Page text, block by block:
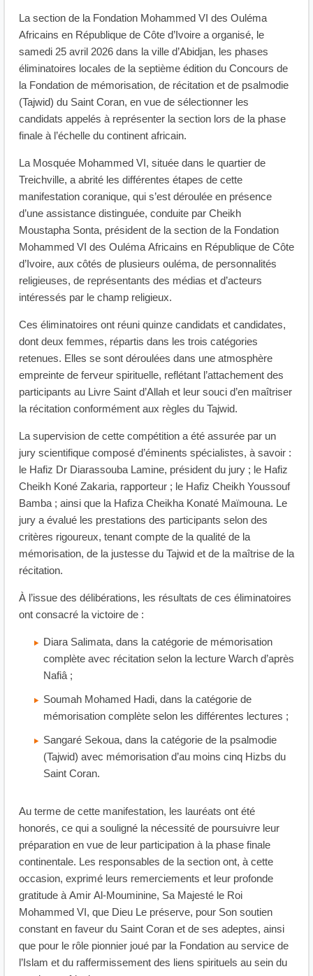
La section de la Fondation Mohammed VI des Ouléma
Africains en République de Côte d’Ivoire a organisé, le
samedi 25 avril 2026 dans la ville d’Abidjan, les phases
éliminatoires locales de la septième édition du Concours de
la Fondation de mémorisation, de récitation et de psalmodie
(Tajwid) du Saint Coran, en vue de sélectionner les
candidats appelés à représenter la section lors de la phase
finale à l’échelle du continent africain.
La Mosquée Mohammed VI, située dans le quartier de
Treichville, a abrité les différentes étapes de cette
manifestation coranique, qui s’est déroulée en présence
d’une assistance distinguée, conduite par Cheikh
Moustapha Sonta, président de la section de la Fondation
Mohammed VI des Ouléma Africains en République de Côte
d’Ivoire, aux côtés de plusieurs ouléma, de personnalités
religieuses, de représentants des médias et d’acteurs
intéressés par le champ religieux.
Ces éliminatoires ont réuni quinze candidats et candidates,
dont deux femmes, répartis dans les trois catégories
retenues. Elles se sont déroulées dans une atmosphère
empreinte de ferveur spirituelle, reflétant l’attachement des
participants au Livre Saint d’Allah et leur souci d’en maîtriser
la récitation conformément aux règles du Tajwid.
La supervision de cette compétition a été assurée par un
jury scientifique composé d’éminents spécialistes, à savoir :
le Hafiz Dr Diarassouba Lamine, président du jury ; le Hafiz
Cheikh Koné Zakaria, rapporteur ; le Hafiz Cheikh Youssouf
Bamba ; ainsi que la Hafiza Cheikha Konaté Maïmouna. Le
jury a évalué les prestations des participants selon des
critères rigoureux, tenant compte de la qualité de la
mémorisation, de la justesse du Tajwid et de la maîtrise de la
récitation.
À l’issue des délibérations, les résultats de ces éliminatoires
ont consacré la victoire de :
Diara Salimata, dans la catégorie de mémorisation
complète avec récitation selon la lecture Warch d’après
Nafiâ ;
Soumah Mohamed Hadi, dans la catégorie de
mémorisation complète selon les différentes lectures ;
Sangaré Sekoua, dans la catégorie de la psalmodie
(Tajwid) avec mémorisation d’au moins cinq Hizbs du
Saint Coran.
Au terme de cette manifestation, les lauréats ont été
honorés, ce qui a souligné la nécessité de poursuivre leur
préparation en vue de leur participation à la phase finale
continentale. Les responsables de la section ont, à cette
occasion, exprimé leurs remerciements et leur profonde
gratitude à Amir Al-Mouminine, Sa Majesté le Roi
Mohammed VI, que Dieu Le préserve, pour Son soutien
constant en faveur du Saint Coran et de ses adeptes, ainsi
que pour le rôle pionnier joué par la Fondation au service de
l’Islam et du raffermissement des liens spirituels au sein du